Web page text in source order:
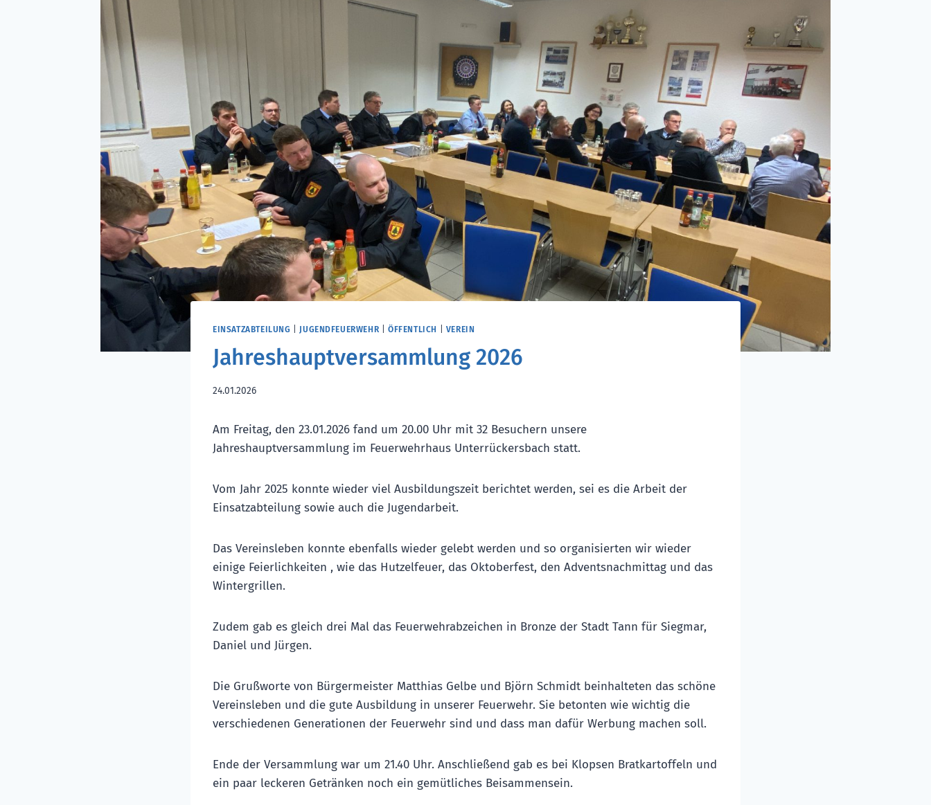
EINSATZABTEILUNG JUGENDFEUERWEHR |ÖFFENTLICH VEREIN
Jahreshauptversammlung 2026
24.01.2026
Am Freitag, den 23.01.2026 fand um 20.00 Uhr mit 32 Besuchern unsere
Jahreshauptversammlung im Feuerwehrhaus Unterrückersbach statt.
Vom Jahr 2025 konnte wieder viel Ausbildungszeit berichtet werden, sei es die Arbeit der
Einsatzabteilung sowie auch die Jugendarbeit.
Das Vereinsleben konnte ebenfalls wieder gelebt werden und so organisierten wir wieder
einige Feierlichkeiten , wie das Hutzelfeuer, das Oktoberfest, den Adventsnachmittag und das
Wintergrillen.
Zudem gab es gleich drei Mal das Feuerwehrabzeichen in Bronze der Stadt Tann für Siegmar,
Daniel und Jürgen.
Die Grußworte von Bürgermeister Matthias Gelbe und Björn Schmidt beinhalteten das schöne
Vereinsleben und die gute Ausbildung in unserer Feuerwehr. Sie betonten wie wichtig die
verschiedenen Generationen der Feuerwehr sind und dass man dafür Werbung machen soll.
Ende der Versammlung war um 21.40 Uhr. Anschließend gab es bei Klopsen Bratkartoffeln und
ein paar leckeren Getränken noch ein gemütliches Beisammensein.